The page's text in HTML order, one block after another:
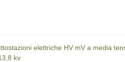
elettriche HV mV a media
kv